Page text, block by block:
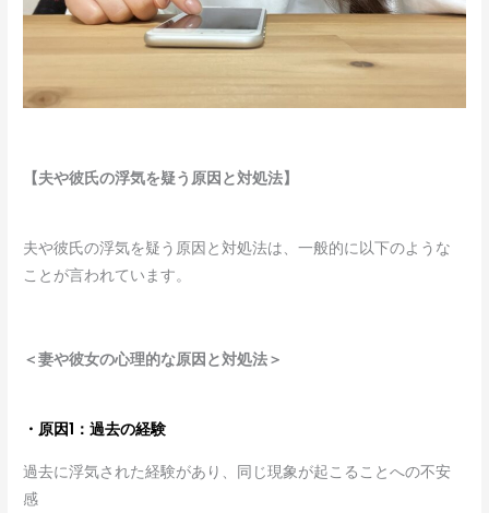
【夫や彼氏の浮気を疑う原因と対処法】
夫や彼氏の浮気を疑う原因と対処法は、一般的に以下のような
ことが言われています。
＜妻や彼女の心理的な原因と対処法＞
・原因1：過去の経験
過去に浮気された経験があり、同じ現象が起こることへの不安
感